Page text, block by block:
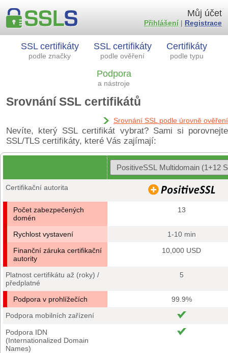
SSL certifikáty
podle značky
SSL certifikáty
podle ověření
Certifikáty
podle typu
Podpora
a nástroje
Můj účet
Přihlášení| Registrace
Srovnání SSL certifikátů
Srovnání SSL podle úrovně ověření
Nevíte, který SSL certifikát vybrat? Sami si porovnejte
SSL/TLS certifikáty, které Vás zajímají:
Certifikační autorita
Počet zabezpečených
domén
13
Rychlost vystavení
1-10 min
Finanční záruka certifikační
autority
10,000 USD
Platnost certifikátu až (roky) /
předplatné
5
Podpora v prohlížečích
99.9%
Podpora mobilních zařízení
Podpora IDN
(Internationalized Domain
Names)